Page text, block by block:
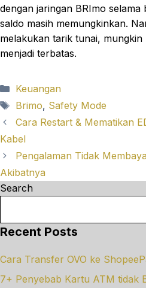
dengan jaringan BRImo
saldo masih memungkinkan.
melakukan tarik tunai, mungkin
menjadi terbatas.
Categories
Keuangan
Tags
Brimo, Safety Mode
Cara Restart & Mematikan
Kabel
Pengalaman Tidak
Akibatnya
Search
Recent Posts
Cara Transfer OVO ke
7+ Penyebab Kartu ATM tidak